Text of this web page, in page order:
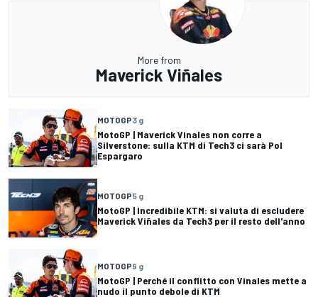
More from
Maverick Viñales
MOTOGP3 g
MotoGP | Maverick Vinales non corre a
Silverstone: sulla KTM di Tech3 ci sarà Pol
Espargaro
MOTOGP5 g
MotoGP | Incredibile KTM: si valuta di escludere
Maverick Viñales da Tech3 per il resto dell'anno
MOTOGP9 g
MotoGP | Perché il conflitto con Vinales mette a
nudo il punto debole di KTM